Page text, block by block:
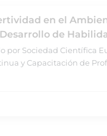
en el
de
por Sociedad Científica
y Capacitación de